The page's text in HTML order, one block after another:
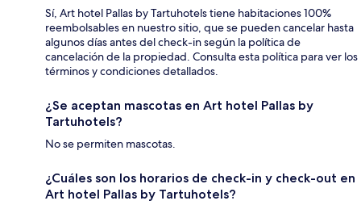
Sí, Art hotel Pallas by Tartuhotels tiene habitaciones 100%
reembolsables en nuestro sitio, que se pueden cancelar hasta
algunos días antes del check-in según la política de
cancelación de la propiedad. Consulta esta política para ver los
términos y condiciones detallados.
¿Se aceptan mascotas en Art hotel Pallas by
Tartuhotels?
No se permiten mascotas.
¿Cuáles son los horarios de check-in y check-out en
Art hotel Pallas by Tartuhotels?